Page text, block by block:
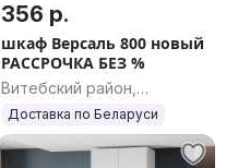
356 р.
шкаф Версаль 800 новый
РАССРОЧКА БЕЗ %
Витебский район,
Витебская область
Доставка по Беларуси